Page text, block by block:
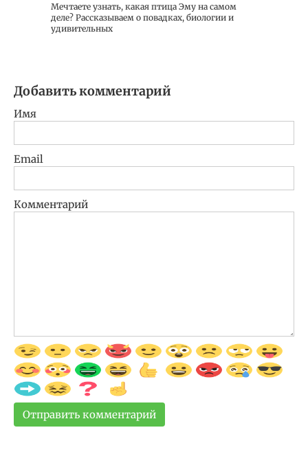
Мечтаете узнать, какая птица Эму на самом
деле? Рассказываем о повадках, биологии и
удивительных
Добавить комментарий
Имя
Email
Комментарий